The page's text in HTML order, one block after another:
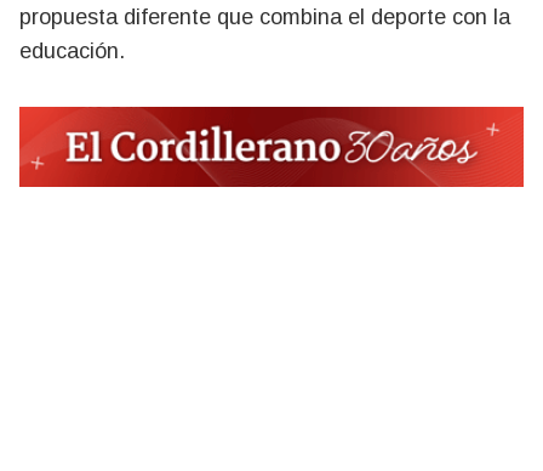
propuesta diferente que combina el deporte con la
educación.